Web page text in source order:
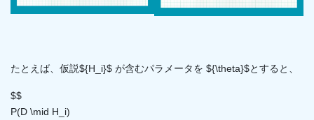
たとえば、仮説${H_i}$ が含むパラメータを ${\theta}$とすると、
$$
P(D \mid H_i)